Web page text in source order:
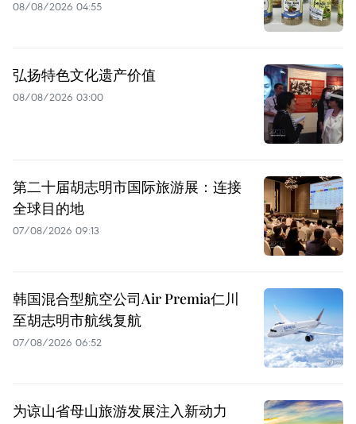
08/08/2026 04:55
弘扬特色文化遗产价值
08/08/2026 03:00
第二十届胡志明市国际旅游展：连接
全球目的地
07/08/2026 09:13
韩国混合型航空公司Air Premia仁川
至胡志明市航线复航
07/08/2026 06:52
为谅山省母山旅游发展注入新动力